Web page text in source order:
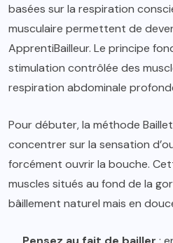
basées sur la respiration
musculaire permettent de
ApprentiBailleur. Le principe
stimulation contrôlée des
respiration abdominale
Pour débuter, la méthode
concentrer sur la sensation
forcément ouvrir la bouche.
muscles situés au fond de la
bâillement naturel mais en